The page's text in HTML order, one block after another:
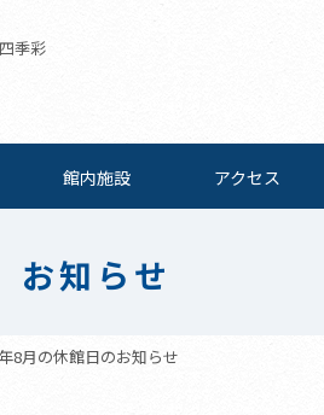
季彩
館内施設 アクセス
お知らせ
8月の休館日のお知らせ